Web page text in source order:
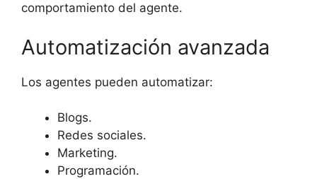
comportamiento del agente.
Automatización avanzada
Los agentes pueden automatizar:
Blogs.
Redes sociales.
Marketing.
Programación.